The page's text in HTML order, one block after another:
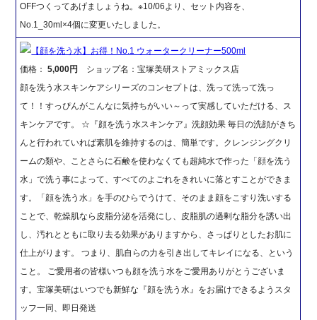
OFFつくってあげましょうね。※10/06より、セット内容を、
No.1_30ml×4個に変更いたしました。
【顔を洗う水】お得！No.1 ウォータークリーナー500ml
価格：5,000円
ショップ名：宝塚美研ストアミックス店
顔を洗う水スキンケアシリーズのコンセプトは、洗って洗って洗っ
て！！すっぴんがこんなに気持ちがいい～って実感していただける、ス
キンケアです。 ☆『顔を洗う水スキンケア』洗顔効果 毎日の洗顔がきち
んと行われていれば素肌を維持するのは、簡単です。クレンジングクリ
ームの類や、ことさらに石鹸を使わなくても超純水で作った「顔を洗う
水」で洗う事によって、すべてのよごれをきれいに落とすことができま
す。「顔を洗う水」を手のひらでうけて、そのまま顔をこすり洗いする
ことで、乾燥肌なら皮脂分泌を活発にし、皮脂肌の過剰な脂分を誘い出
し、汚れとともに取り去る効果がありますから、さっぱりとしたお肌に
仕上がります。 つまり、肌自らの力を引き出してキレイになる、という
こと。 ご愛用者の皆様いつも顔を洗う水をご愛用ありがとうございま
す。宝塚美研はいつでも新鮮な『顔を洗う水』をお届けできるようスタ
ッフ一同、即日発送